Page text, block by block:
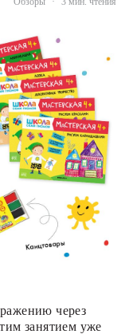
через
занятием уже